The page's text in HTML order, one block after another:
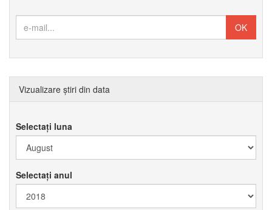
Vizualizare știri din data
Selectați luna
Selectați anul